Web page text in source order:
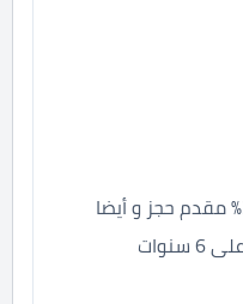
طرق الدفع والتقسيط : 20% مقدم حجز و أيضا
تقسيط الباقي من المبلغ على 6 سنوات